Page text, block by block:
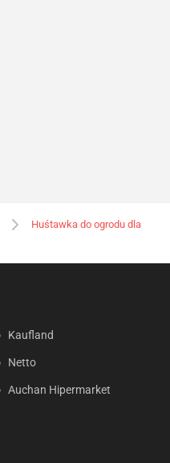
Huśtawka do ogrodu dla
Kaufland
Netto
Auchan Hipermarket